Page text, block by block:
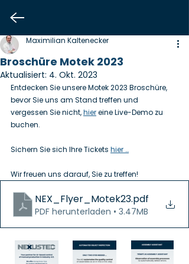
Broschüre Motek 2023
Maximilian Kaltenecker
Aktualisiert: 4. Okt. 2023
Entdecken Sie unsere Motek 2023 Broschüre,
bevor Sie uns am Stand treffen und
vergessen Sie nicht, hier eine Live-Demo zu
buchen.
Sichern Sie sich Ihre Tickets hier …
Wir freuen uns darauf, Sie zu treffen!
NEX_Flyer_Motek23.pdf
PDF herunterladen • 3.47MB